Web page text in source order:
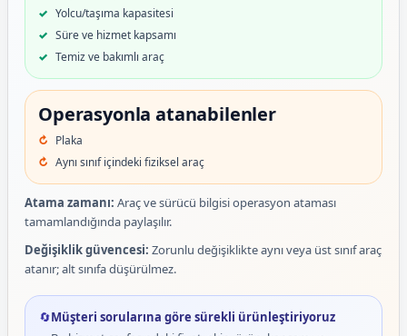
Yolcu/taşıma kapasitesi
Süre ve hizmet kapsamı
Temiz ve bakımlı araç
Operasyonla atanabilenler
Plaka
Aynı sınıf içindeki fiziksel araç
Atama zamanı: Araç ve sürücü bilgisi operasyon ataması
tamamlandığında paylaşılır.
Değişiklik güvencesi: Zorunlu değişiklikte aynı veya üst sınıf araç
atanır; alt sınıfa düşürülmez.
🔄Müşteri sorularına göre sürekli ürünleştiriyoruz